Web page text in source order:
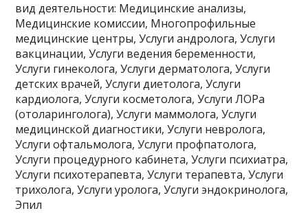
вид деятельности: Медицинские анализы,
Медицинские комиссии, Многопрофильные
медицинские центры, Услуги андролога, Услуги
вакцинации, Услуги ведения беременности,
Услуги гинеколога, Услуги дерматолога, Услуги
детских врачей, Услуги диетолога, Услуги
кардиолога, Услуги косметолога, Услуги ЛОРа
(отоларинголога), Услуги маммолога, Услуги
медицинской диагностики, Услуги невролога,
Услуги офтальмолога, Услуги профпатолога,
Услуги процедурного кабинета, Услуги психиатра,
Услуги психотерапевта, Услуги терапевта, Услуги
трихолога, Услуги уролога, Услуги эндокринолога,
Эпил